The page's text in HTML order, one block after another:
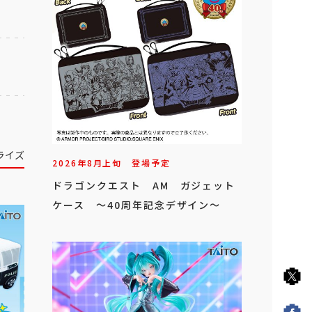
イズ
2026年8月上旬 登場予定
ドラゴンクエスト AM ガジェット
ケース ～40周年記念デザイン～